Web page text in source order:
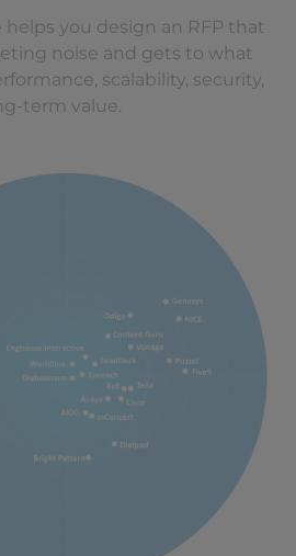
helps you design an RFP that
noise and gets to what
scalability, security,
term value.